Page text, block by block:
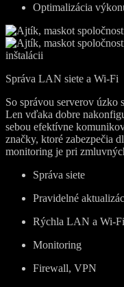
Optimalizácia
Správa LAN siete a Wi-Fi
So správou serverov úzko
Len vďaka dobre
sebou efektívne
značky, ktoré zabezpečia
monitoring je pri
Správa siete
Pravidelné
Rýchla LAN a Wi-
Monitoring
Firewall, VPN